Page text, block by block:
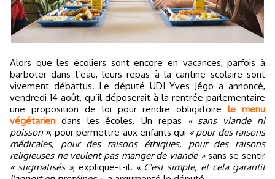
Alors que les écoliers sont encore en vacances, parfois à
barboter dans l’eau, leurs repas à la cantine scolaire sont
vivement débattus. Le député UDI Yves Jégo a annoncé,
vendredi 14 août, qu’il déposerait à la rentrée parlementaire
une proposition de loi pour rendre obligatoirele menu
végétarien dans les écoles. Un repas
« sans viande ni
poisson », pour permettre aux enfants qui « pour des raisons
médicales, pour des raisons éthiques, pour des raisons
religieuses ne veulent pas manger de viande »sans se sentir
« stigmatisés », explique-t-il. « C'est simple, et cela garantit